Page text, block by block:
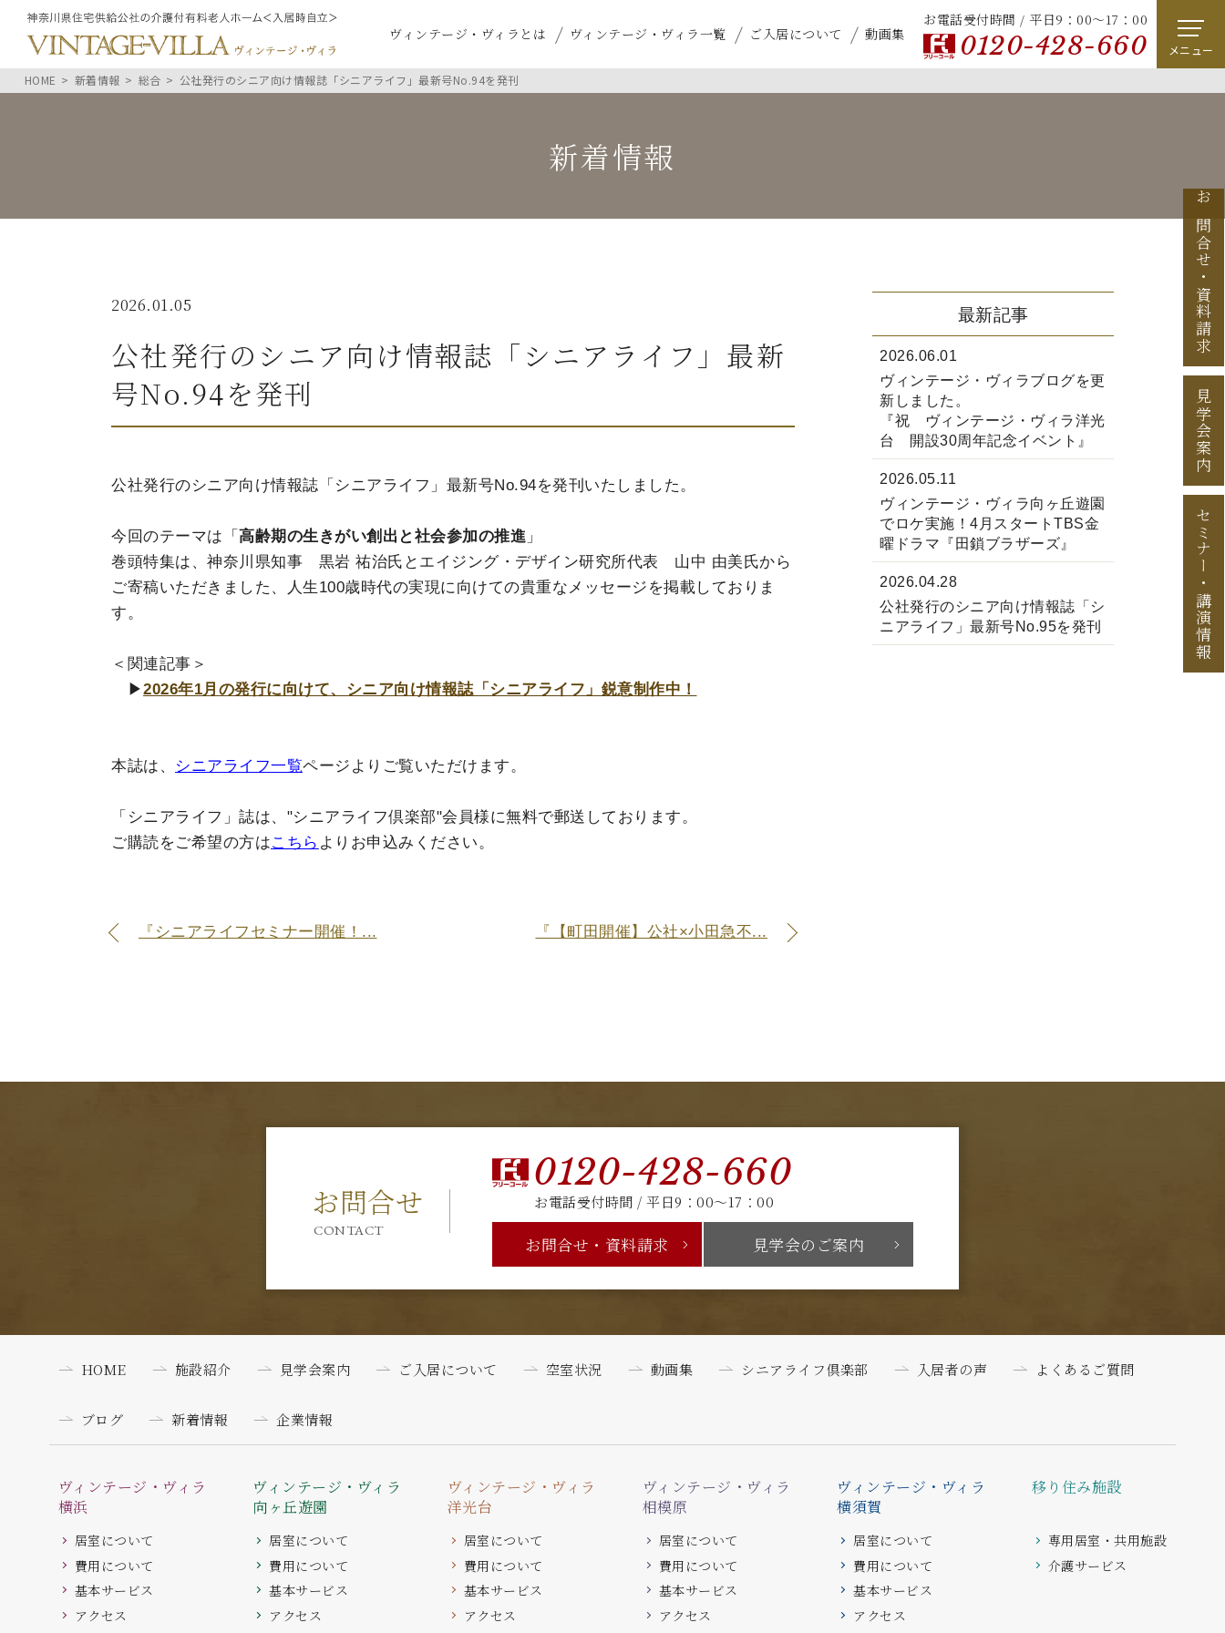
ヴィンテージ・ヴィラとは ヴィンテージ・ヴィラ一覧 ご入居について 動画集
お電話受付時間 / 平日9：00～17：00
0120-428-660
メニュー
HOME
新着情報 総合 公社発行のシニア向け情報誌「シニアライフ」最新号No.94を発刊
新着情報
2026.01.05
公社発行のシニア向け情報誌「シニアライフ」最新
号No.94を発刊
公社発行のシニア向け情報誌「シニアライフ」最新号No.94を発刊いたしました。
今回のテーマは「 高齢期の生きがい創出と社会参加の推進 」
巻頭特集は、神奈川県知事 黒岩 祐治氏とエイジング・デザイン研究所代表 山中 由美氏から
ご寄稿いただきました、人生100歳時代の実現に向けての貴重なメッセージを掲載しておりま
す。
＜関連記事＞
▶2026年1月の発行に向けて、シニア向け情報誌「シニアライフ」鋭意制作中！
本誌は、 シニアライフ一覧ページよりご覧いただけます。
「シニアライフ」誌は、"シニアライフ倶楽部"会員様に無料で郵送しております。
ご購読をご希望の方はこちら よりお申込みください。
『シニアライフセミナー開催！... 『【町田開催】公社×小田急不...
最新記事
2026.06.01
ヴィンテージ・ヴィラブログを更
新しました。
『祝 ヴィンテージ・ヴィラ洋光
台 開設30周年記念イベント』
2026.05.11
ヴィンテージ・ヴィラ向ヶ丘遊園
でロケ実施！4月スタートTBS金
曜ドラマ『田鎖ブラザーズ』
2026.04.28
公社発行のシニア向け情報誌「シ
ニアライフ」最新号No.95を発刊
お問合せ
CONTACT
0120-428-660
お電話受付時間 / 平日9：00～17：00
お問合せ・資料請求 見学会のご案内
お問合せ
・
資料請求
見学会案内
セミナー
・
講演情報
HOME 施設紹介 見学会案内 ご入居について 空室状況 動画集 シニアライフ倶楽部 入居者の声 よくあるご質問
ブログ 新着情報 企業情報
ヴィンテージ・ヴィラ
横浜
居室について
費用について
基本サービス
アクセス
ヴィンテージ・ヴィラ
向ヶ丘遊園
居室について
費用について
基本サービス
アクセス
ヴィンテージ・ヴィラ
洋光台
居室について
費用について
基本サービス
アクセス
ヴィンテージ・ヴィラ
相模原
居室について
費用について
基本サービス
アクセス
ヴィンテージ・ヴィラ
横須賀
居室について
費用について
基本サービス
アクセス
移り住み施設
専用居室・共用施設
介護サービス